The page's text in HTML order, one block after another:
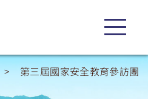
> 第三屆國家安全教育參訪團